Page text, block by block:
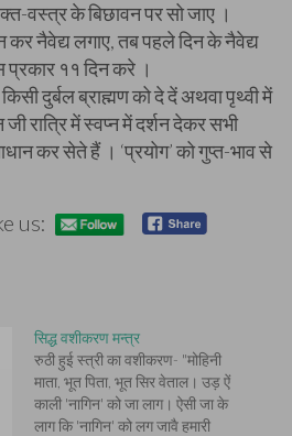
वस्त्र के बिछावन पर सो जाए ।
कर नैवेद्य लगाए, तब पहले दिन के नैवेद्य
११ दिन करे ।
दुर्बल ब्राह्मण को दे दें अथवा पृथ्वी में
रात्रि में स्वप्न में दर्शन देकर सभी
कर सेते हैं । ‘प्रयोग’ को गुप्त-भाव से
us:
सिद्ध वशीकरण मन्त्र
रुठी हुई स्त्री का वशीकरण- "मोहिनी
माता, भूत पिता, भूत सिर वेताल। उड़ ऐं
काली 'नागिन' को जा लाग। ऐसी जा के
लाग कि 'नागिन' को लग जावै हमारी